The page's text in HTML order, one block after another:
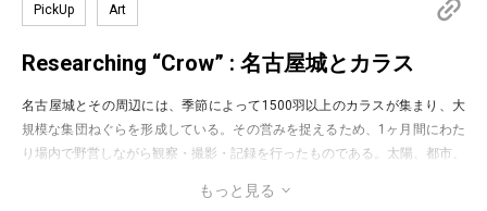
PickUp Art
Researching “Crow” : 名古屋城とカラス
名古屋城とその周辺には、季節によって1500羽以上のカラスが集まり、大
規模な集団ねぐらを形成している。その営みを捉えるため、1ヶ月間にわた
り場内で野営しながら観察・撮影・記録を行ったものである。太陽、都市、
もっと見る